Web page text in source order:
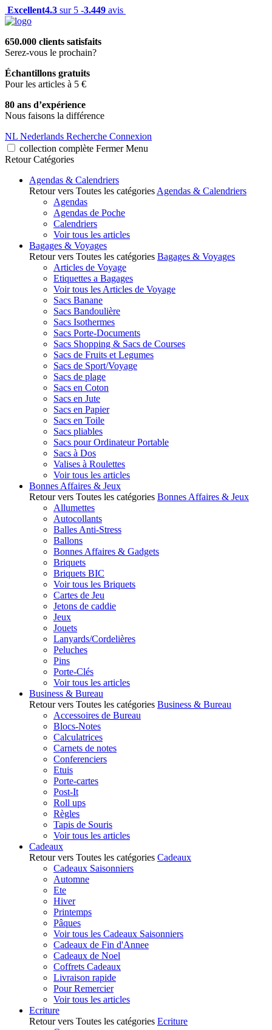
Excellent4.3 sur 5 -3.449 avis
650.000 clients satisfaits
Serez-vous le prochain?
Échantillons gratuits
Pour les articles à 5 €
80 ans d’expérience
Nous faisons la différence
NL Nederlands Recherche Connexion
collection complète Fermer Menu
Retour Catégories
Agendas & Calendriers
Retour vers Toutes les catégories Agendas & Calendriers
Agendas
Agendas de Poche
Calendriers
Voir tous les articles
Bagages & Voyages
Retour vers Toutes les catégories Bagages & Voyages
Articles de Voyage
Etiquettes a Bagages
Voir tous les Articles de Voyage
Sacs Banane
Sacs Bandoulière
Sacs Isothermes
Sacs Porte-Documents
Sacs Shopping & Sacs de Courses
Sacs de Fruits et Legumes
Sacs de Sport/Voyage
Sacs de plage
Sacs en Coton
Sacs en Jute
Sacs en Papier
Sacs en Toile
Sacs pliables
Sacs pour Ordinateur Portable
Sacs à Dos
Valises à Roulettes
Voir tous les articles
Bonnes Affaires & Jeux
Retour vers Toutes les catégories Bonnes Affaires & Jeux
Allumettes
Autocollants
Balles Anti-Stress
Ballons
Bonnes Affaires & Gadgets
Briquets
Briquets BIC
Voir tous les Briquets
Cartes de Jeu
Jetons de caddie
Jeux
Jouets
Lanyards/Cordelières
Peluches
Pins
Porte-Clés
Voir tous les articles
Business & Bureau
Retour vers Toutes les catégories Business & Bureau
Accessoires de Bureau
Blocs-Notes
Calculatrices
Carnets de notes
Conferenciers
Etuis
Porte-cartes
Post-It
Roll ups
Règles
Tapis de Souris
Voir tous les articles
Cadeaux
Retour vers Toutes les catégories Cadeaux
Cadeaux Saisonniers
Automne
Ete
Hiver
Printemps
Pâques
Voir tous les Cadeaux Saisonniers
Cadeaux de Fin d'Annee
Cadeaux de Noel
Coffrets Cadeaux
Livraison rapide
Pour Remercier
Voir tous les articles
Ecriture
Retour vers Toutes les catégories Ecriture